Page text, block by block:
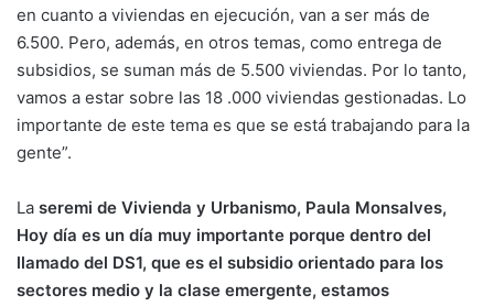
en cuanto a viviendas en ejecución, van a ser más de
6.500. Pero, además, en otros temas, como entrega de
subsidios, se suman más de 5.500 viviendas. Por lo tanto,
vamos a estar sobre las 18 .000 viviendas gestionadas. Lo
importante de este tema es que se está trabajando para la
gente”.
La seremi de Vivienda y Urbanismo, Paula Monsalves,
Hoy día es un día muy importante porque dentro del
llamado del DS1, que es el subsidio orientado para los
sectores medio y la clase emergente, estamos